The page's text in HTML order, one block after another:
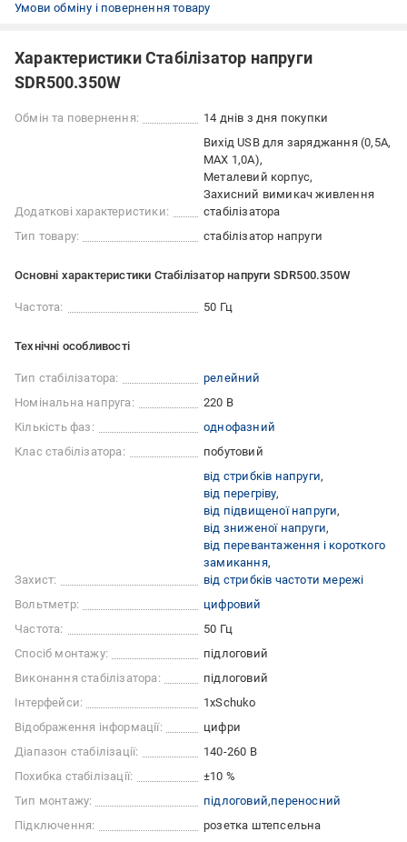
Умови обміну і повернення товару
Характеристики Стабілізатор напруги
SDR500.350W
Обмін та повернення: 14 днів з дня покупки
Додаткові характеристики:
Вихід USB для заряджання (0,5А,
MAX 1,0A)
Металевий корпус
Захисний вимикач живлення
стабілізатора
Тип товару:
стабілізатор напруги
Основні характеристики Стабілізатор напруги SDR500.350W
Частота: 50 Гц
Технічні особливості
Тип стабілізатора:
релейний
Номінальна напруга:
220 В
Кількість фаз:
однофазний
Клас стабілізатора:
побутовий
Захист:
від стрибків напруги
від перегріву
від підвищеної напруги
від зниженої напруги
від перевантаження і короткого
замикання
від стрибків частоти мережі
Вольтметр:
цифровий
Частота:
50 Гц
Спосіб монтажу:
підлоговий
Виконання стабілізатора:
підлоговий
Інтерфейси:
1хSchuko
Відображення інформації:
цифри
Діапазон стабілізації:
140-260 В
Похибка стабілізації:
±10 %
Тип монтажу:
підлоговий переносний
Підключення:
розетка штепсельна